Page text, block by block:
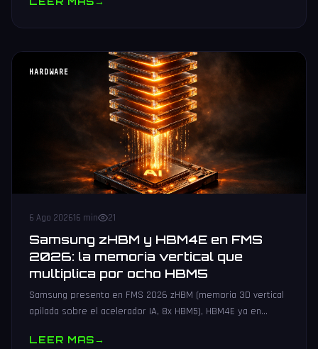
HARDWARE
6 Ago 202616 min 21
Samsung zHBM y HBM4E en FMS
2026: la memoria vertical que
multiplica por ocho HBM5
Samsung presenta en FMS 2026 zHBM (memoria 3D vertical
apilada sobre el acelerador IA, 8x HBM5), HBM4E ya en
LEER MAS→